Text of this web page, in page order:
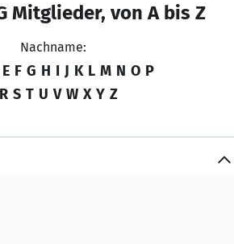
Mitglieder, von A bis Z
Nachname:
E F G H I J K L M N O P
R S T U V W X Y Z